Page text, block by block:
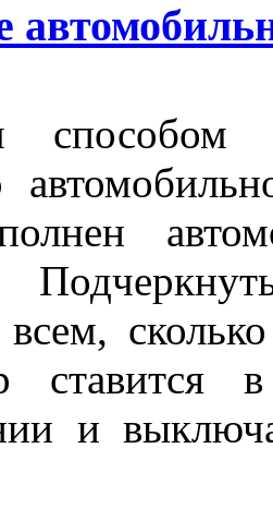
способом
всем,
ставится
и